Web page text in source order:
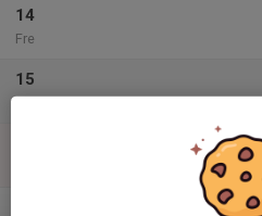
14
Fre
15
v.34